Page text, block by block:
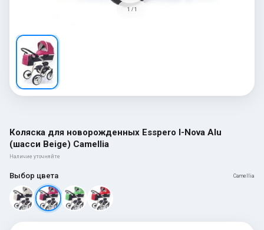
1 / 1
Коляска для новорожденных Esspero I-Nova Alu
(шасси Beige) Camellia
Наличие уточняйте
Выбор цвета Camellia